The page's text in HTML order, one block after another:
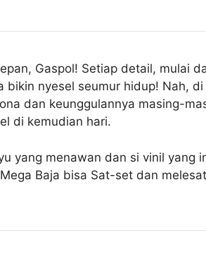
Gaspol! Setiap detail, mulai
nyesel seumur hidup! Nah,
dan keunggulannya masing-
di kemudian hari.
yang menawan dan si vinil yang
Baja bisa Sat-set dan